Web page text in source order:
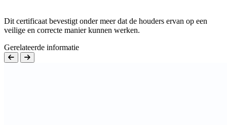
Dit certificaat bevestigt onder meer dat de houders ervan op een
veilige en correcte manier kunnen werken.
Gerelateerde informatie